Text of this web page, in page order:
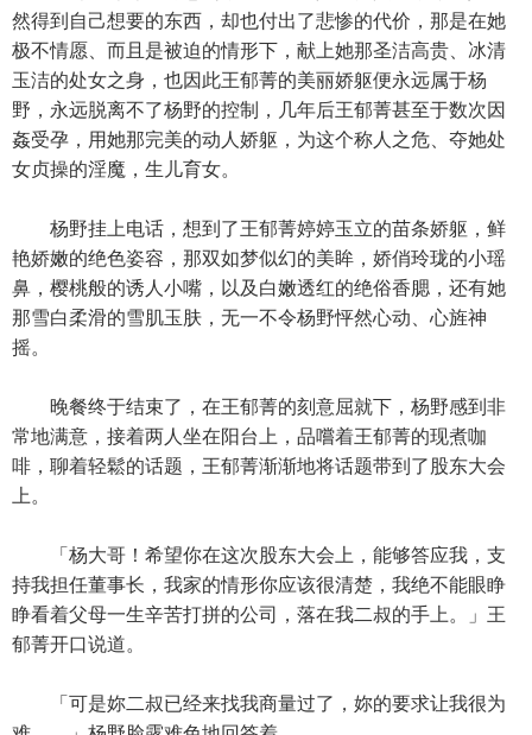
然得到自己想要的东西，却也付出了悲惨的代价，那是在她
极不情愿、而且是被迫的情形下，献上她那圣洁高贵、冰清
玉洁的处女之身，也因此王郁菁的美丽娇躯便永远属于杨
野，永远脱离不了杨野的控制，几年后王郁菁甚至于数次因
姦受孕，用她那完美的动人娇躯，为这个称人之危、夺她处
女贞操的淫魔，生儿育女。
杨野挂上电话，想到了王郁菁婷婷玉立的苗条娇躯，鲜
艳娇嫩的绝色姿容，那双如梦似幻的美眸，娇俏玲珑的小瑶
鼻，樱桃般的诱人小嘴，以及白嫩透红的绝俗香腮，还有她
那雪白柔滑的雪肌玉肤，无一不令杨野怦然心动、心旌神
摇。
晚餐终于结束了，在王郁菁的刻意屈就下，杨野感到非
常地满意，接着两人坐在阳台上，品嚐着王郁菁的现煮咖
啡，聊着轻鬆的话题，王郁菁渐渐地将话题带到了股东大会
上。
「杨大哥！希望你在这次股东大会上，能够答应我，支
持我担任董事长，我家的情形你应该很清楚，我绝不能眼睁
睁看着父母一生辛苦打拼的公司，落在我二叔的手上。」王
郁菁开口说道。
「可是妳二叔已经来找我商量过了，妳的要求让我很为